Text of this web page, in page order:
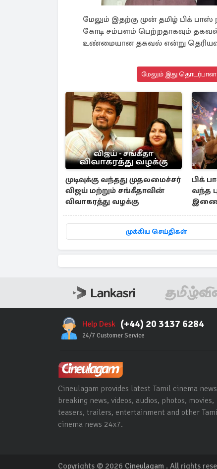
மேலும் இதற்கு முன் தமிழ் பிக்
கோடி சம்பளம் பெற்றதாகவும்
உண்மையான தகவல் என்று
மேலும் இது தொடர்பான
முடிவுக்கு வந்தது முதலமைச்சர்
விஜய் மற்றும் சங்கீதாவின்
விவாகரத்து வழக்கு
பிக்
வந்த
முக்கிய செய்திகள்
Help Desk (+44) 20 3137 6284
24/7 Customer Service
Cineulagam provides latest Tamil cinema
breaking news, videos, audios, photos, movies,
teasers, trailers, entertainment and other
cinema news 24x7.
Copyrights © 2026 Cineulagam . All rights